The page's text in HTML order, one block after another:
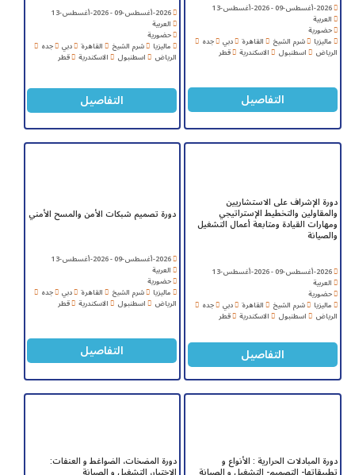
2026-أغسطس-09 - 2026-أغسطس-13
العربية
حضورية
ماليزيا شرم الشيخ القاهرة دبي جده
الرياض اسطنبول الاسكندرية قطر
التفاصيل
2026-أغسطس-09 - 2026-أغسطس-13
العربية
حضورية
ماليزيا شرم الشيخ القاهرة دبي جده
الرياض اسطنبول الاسكندرية قطر
التفاصيل
دورة الإشراف على الاستشاريين
والمقاولين والتخطيط الإستراتيجي
ومهارات القيادة ومتابعة أعمال التشغيل
والصيانة
2026-أغسطس-09 - 2026-أغسطس-13
العربية
حضورية
ماليزيا شرم الشيخ القاهرة دبي جده
الرياض اسطنبول الاسكندرية قطر
التفاصيل
دورة تصميم شبكات الأمن والمسح الأمني
2026-أغسطس-09 - 2026-أغسطس-13
العربية
حضورية
ماليزيا شرم الشيخ القاهرة دبي جده
الرياض اسطنبول الاسكندرية قطر
التفاصيل
دورة المبادلات الحرارية : الأنواع و دورة المضخات، الضواغط و العنفات: